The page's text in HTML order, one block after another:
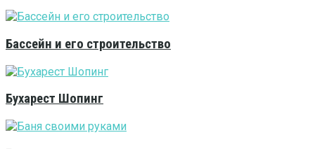
Бассейн и его строительство
Бухарест Шопинг